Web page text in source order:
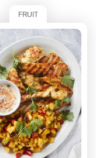
FRUIT